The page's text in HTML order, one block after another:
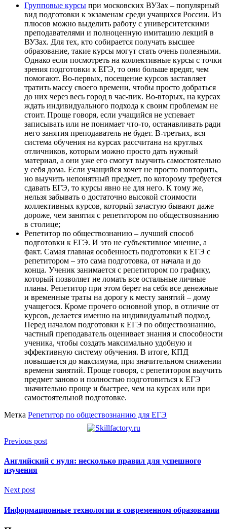
Групповые курсы при московских ВУЗах – популярный
вид подготовки к экзаменам среди учащихся России. Из
плюсов можно выделить работу с университетскими
преподавателями и полноценную имитацию лекций в
ВУЗах. Для тех, кто собирается получать высшее
образование, такие курсы могут стать очень полезными.
Однако если посмотреть на коллективные курсы с точки
зрения подготовки к ЕГЭ, то они больше вредят, чем
помогают. Во-первых, посещение курсов заставляет
тратить массу своего времени, чтобы просто добраться
до них через весь город в час-пик. Во-вторых, на курсах
ждать индивидуального подхода к своим проблемам не
стоит. Проще говоря, если учащийся не успевает
записывать или не понимает что-то, останавливать ради
него занятия преподаватель не будет. В-третьих, вся
система обучения на курсах рассчитана на круглых
отличников, которым можно просто дать нужный
материал, а они уже его смогут выучить самостоятельно
у себя дома. Если учащийся хочет не просто повторить,
но выучить непонятный предмет, по которому требуется
сдавать ЕГЭ, то курсы явно не для него. К тому же,
нельзя забывать о достаточно высокой стоимости
коллективных курсов, который зачастую бывают даже
дороже, чем занятия с репетитором по обществознанию
в столице;
Репетитор по обществознанию – лучший способ
подготовки к ЕГЭ. И это не субъективное мнение, а
факт. Самая главная особенность подготовки к ЕГЭ с
репетитором – это сама подготовка, от начала и до
конца. Ученик занимается с репетитором по графику,
который позволяет не ломать все остальные личные
планы. Репетитор при этом берет на себя все денежные
и временные траты на дорогу к месту занятий – дому
учащегося. Кроме прочего основной упор, в отличие от
курсов, делается именно на индивидуальный подход.
Перед началом подготовки к ЕГЭ по обществознанию,
частный преподаватель оценивает знания и способности
ученика, чтобы создать максимально удобную и
эффективную систему обучения. В итоге, КПД
повышается до максимума, при значительном снижении
времени занятий. Проще говоря, с репетитором выучить
предмет заново и полностью подготовиться к ЕГЭ
значительно проще и быстрее, чем на курсах или при
самостоятельной подготовке.
Метка Репетитор по обществознанию для ЕГЭ
Previous post
Английский с нуля: несколько правил для успешного
изучения
Next post
Информационные технологии в современном образовании